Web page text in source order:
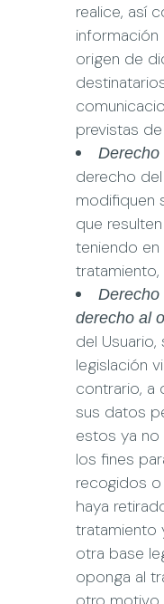
realice, así
origen de
previstas
Derecho
derecho
modifiquen
que
teniendo
Derecho
derecho al
del
legislación
contrario, a
sus datos
estos ya no
los fines
recogidos
haya
tratamiento
otra base
oponga al